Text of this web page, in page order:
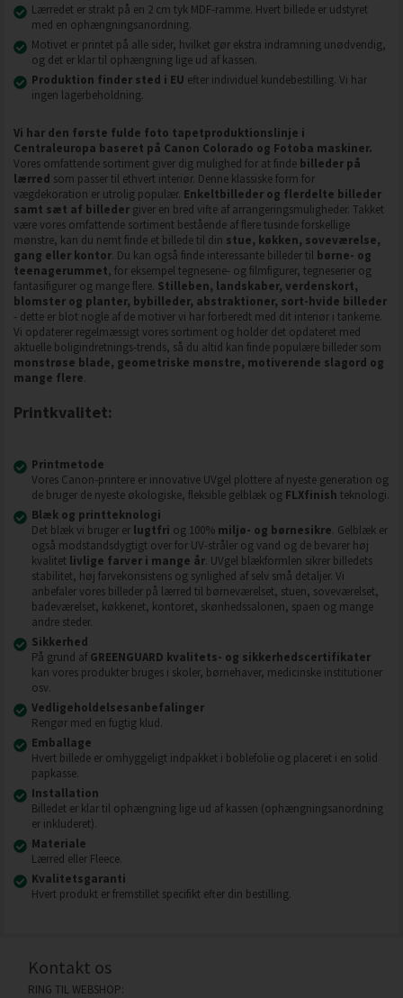
Lærredet er strakt på en 2 cm tyk MDF-ramme. Hvert billede er udstyret
med en ophængningsanordning.
Motivet er printet på alle sider, hvilket gør ekstra indramning unødvendig,
og det er klar til ophængning lige ud af kassen.
Produktion finder sted i EU efter individuel kundebestilling. Vi har
ingen lagerbeholdning.
Vi har den første fulde foto tapetproduktionslinje i
Centraleuropa baseret på Canon Colorado og Fotoba maskiner.
Vores omfattende sortiment giver dig mulighed for at finde billeder på
lærred som passer til ethvert interiør. Denne klassiske form for
vægdekoration er utrolig populær. Enkeltbilleder og flerdelte billeder
samt sæt af billeder giver en bred vifte af arrangeringsmuligheder. Takket
være vores omfattende sortiment bestående af flere tusinde forskellige
mønstre, kan du nemt finde et billede til din stue, køkken, soveværelse,
gang eller kontor. Du kan også finde interessante billeder til børne- og
teenagerummet, for eksempel tegneserie- og filmfigurer, tegneserier og
fantasifigurer og mange flere. Stilleben, landskaber, verdenskort,
blomster og planter, bybilleder, abstraktioner, sort-hvide billeder
- dette er blot nogle af de motiver vi har forberedt med dit interiør i tankerne.
Vi opdaterer regelmæssigt vores sortiment og holder det opdateret med
aktuelle boligindretnings-trends, så du altid kan finde populære billeder som
monstrøse blade, geometriske mønstre, motiverende slagord og
mange flere.
Printkvalitet:
Printmetode
Vores Canon-printere er innovative UVgel plottere af nyeste generation og
de bruger de nyeste økologiske, fleksible gelblæk og FLXfinish teknologi.
Blæk og printteknologi
Det blæk vi bruger er lugtfri og 100% miljø- og børnesikre. Gelblæk er
også modstandsdygtigt over for UV-stråler og vand og de bevarer høj
kvalitet livlige farver i mange år. UVgel blækformlen sikrer billedets
stabilitet, høj farvekonsistens og synlighed af selv små detaljer. Vi
anbefaler vores billeder på lærred til børneværelset, stuen, soveværelset,
badeværelset, køkkenet, kontoret, skønhedssalonen, spaen og mange
andre steder.
Sikkerhed
På grund af GREENGUARD kvalitets- og sikkerhedscertifikater
kan vores produkter bruges i skoler, børnehaver, medicinske institutioner
osv.
Vedligeholdelsesanbefalinger
Rengør med en fugtig klud.
Emballage
Hvert billede er omhyggeligt indpakket i boblefolie og placeret i en solid
papkasse.
Installation
Billedet er klar til ophængning lige ud af kassen (ophængningsanordning
er inkluderet).
Materiale
Lærred eller Fleece.
Kvalitetsgaranti
Hvert produkt er fremstillet specifikt efter din bestilling.
Kontakt os
RING TIL WEBSHOP: